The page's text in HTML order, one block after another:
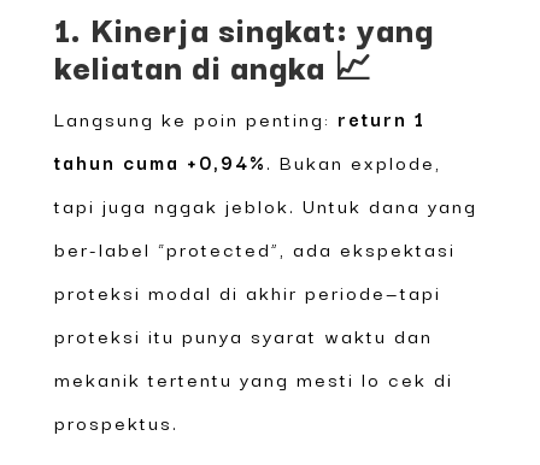
1. Kinerja singkat: yang
keliatan di angka 📈
Langsung ke poin penting: return 1
tahun cuma +0,94%. Bukan explode,
tapi juga nggak jeblok. Untuk dana yang
ber-label “protected”, ada ekspektasi
proteksi modal di akhir periode—tapi
proteksi itu punya syarat waktu dan
mekanik tertentu yang mesti lo cek di
prospektus.